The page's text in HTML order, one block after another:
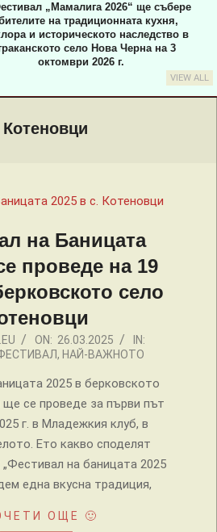
„Мамалига 2026“ ще събере
на традиционната кухня,
и историческото наследство в
село Нова Черна на 3
октомври 2026 г.
VIEW ALL
Котеновци
на Баницата
проведе на 19
село
ON: 26.03.2025
IN:
, НАЙ-ВАЖНОТО
2025 в берковското
се проведе за първи път
г. в Младежкия клуб, в
Ето какво споделят
„Фестивал на баницата 2025
една вкусна традиция,
ОЩЕ 🙂